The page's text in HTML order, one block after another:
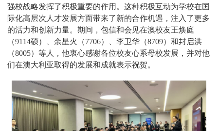
强校战略发挥了积极重要的作用。这种积极互动为学校在国
际化高层次人才发展方面带来了新的合作机遇，注入了更多
的活力和创新力量。期间，包信和会见在澳校友王焕庭
（9114硕）、余星火（7706）、李卫华（8709）和封启洪
（8005）等人，他衷心感谢各位校友心系母校发展，并对他
们在澳大利亚取得的发展和成就表示祝贺。